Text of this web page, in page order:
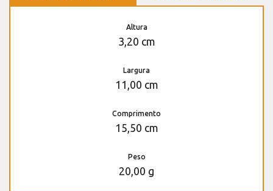
Altura
3,20 cm
Largura
11,00 cm
Comprimento
15,50 cm
Peso
20,00 g